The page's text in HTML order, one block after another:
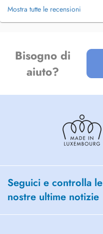
Mostra tutte le recensioni
Bisogno di
aiuto?
Seguici e controlla le
nostre ultime notizie